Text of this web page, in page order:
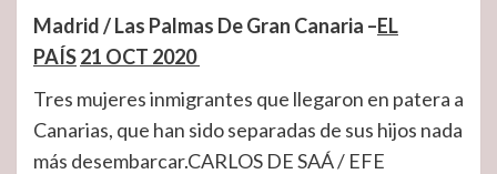
Madrid / Las Palmas De Gran Canaria –EL
PAÍS21 OCT 2020
Tres mujeres inmigrantes que llegaron en patera a
Canarias, que han sido separadas de sus hijos nada
más desembarcar.CARLOS DE SAÁ / EFE